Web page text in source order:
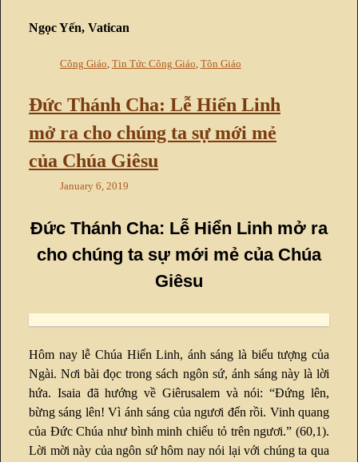
Ngọc Yến, Vatican
Công Giáo, Tin Tức Công Giáo, Tôn Giáo
Đức Thánh Cha: Lễ Hiển Linh
mở ra cho chúng ta sự mới mẻ
của Chúa Giêsu
January 6, 2019
Đức Thánh Cha: Lễ Hiển Linh mở ra
cho chúng ta sự mới mẻ của Chúa
Giêsu
Hôm nay lễ Chúa Hiển Linh, ánh sáng là biểu tượng của
Ngài. Nơi bài đọc trong sách ngôn sứ, ánh sáng này là lời
hứa. Isaia đã hướng về Giêrusalem và nói: “Đứng lên,
bừng sáng lên! Vì ánh sáng của ngươi đến rồi. Vinh quang
của Đức Chúa như bình minh chiếu tỏ trên ngươi.” (60,1).
Lời mời này của ngôn sứ hôm nay nói lại với chúng ta qua